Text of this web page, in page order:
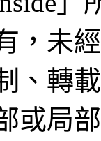
，未
、轉
或局